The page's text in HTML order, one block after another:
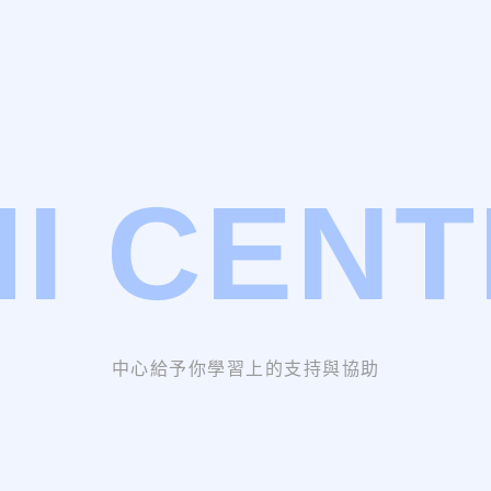
中心給予你學習上的支持與協助